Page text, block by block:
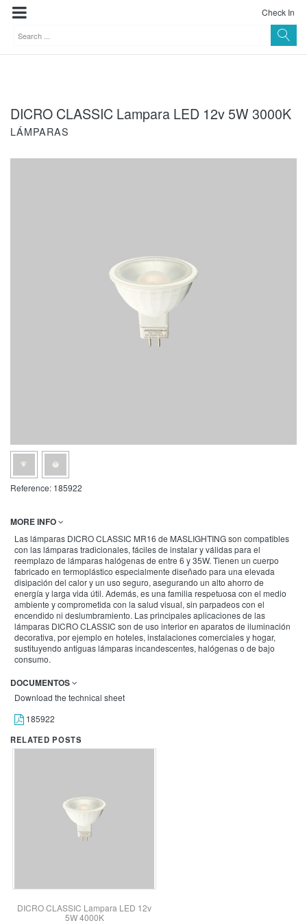
Check In
DICRO CLASSIC Lampara LED 12v 5W 3000K
LÁMPARAS
Reference: 185922
MORE INFO
Las lámparas DICRO CLASSIC MR16 de MASLIGHTING son compatibles
con las lámparas tradicionales, fáciles de instalar y válidas para el
reemplazo de lámparas halógenas de entre 6 y 35W. Tienen un cuerpo
fabricado en termoplástico especialmente diseñado para una elevada
disipación del calor y un uso seguro, asegurando un alto ahorro de
energía y larga vida útil. Además, es una familia respetuosa con el medio
ambiente y comprometida con la salud visual, sin parpadeos con el
encendido ni deslumbramiento. Las principales aplicaciones de las
lámparas DICRO CLASSIC son de uso interior en aparatos de iluminación
decorativa, por ejemplo en hoteles, instalaciones comerciales y hogar,
sustituyendo antiguas lámparas incandescentes, halógenas o de bajo
consumo.
DOCUMENTOS
Download the technical sheet
185922
RELATED POSTS
DICRO CLASSIC Lampara LED 12v
5W 4000K